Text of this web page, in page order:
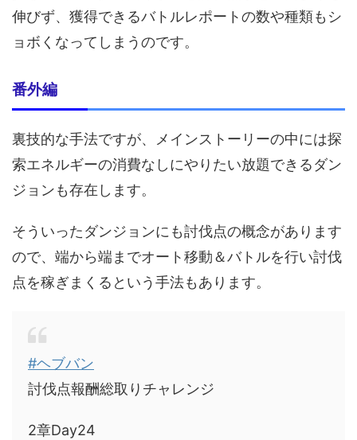
伸びず、獲得できるバトルレポートの数や種類もシ
ョボくなってしまうのです。
番外編
裏技的な手法ですが、メインストーリーの中には探
索エネルギーの消費なしにやりたい放題できるダン
ジョンも存在します。
そういったダンジョンにも討伐点の概念があります
ので、端から端までオート移動＆バトルを行い討伐
点を稼ぎまくるという手法もあります。
#ヘブバン
討伐点報酬総取りチャレンジ
2章Day24